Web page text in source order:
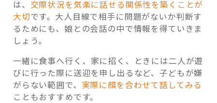
は、 交際状況を気楽に話せる関係性を築くことが
大切です。大人目線で相手に問題がないか判断す
るためにも、娘との会話の中で情報を得ていきま
しょう。
一緒に食事へ行く、家に招く、ときには二人が遊
びに行った際に送迎を申し出るなど、子どもが嫌
がらない範囲で、 実際に顔を合わせて話してみる
こともおすすめです。